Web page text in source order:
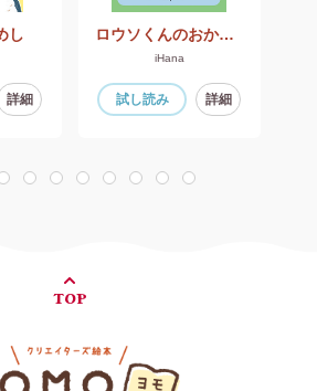
し
詳細
ロウソくんのおかいもの
iHana
試し読み 詳細
3 4 5 6 7 8 9 10
TOP